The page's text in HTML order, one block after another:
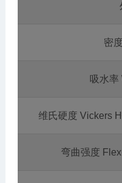
密
吸水率
维氏硬度 Vickers
弯曲强度